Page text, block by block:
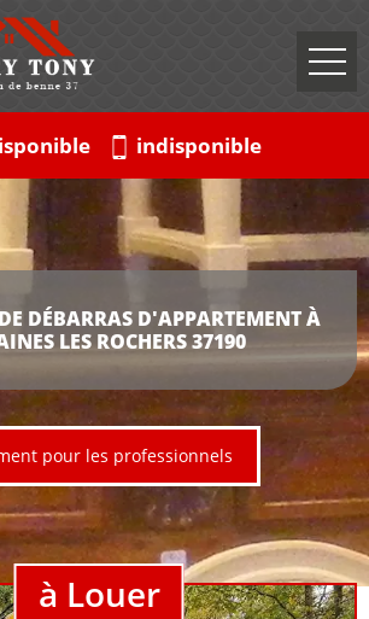
indisponible
DÉBARRAS D'APPARTEMENT À
LES ROCHERS 37190
pour les professionnels
à Louer